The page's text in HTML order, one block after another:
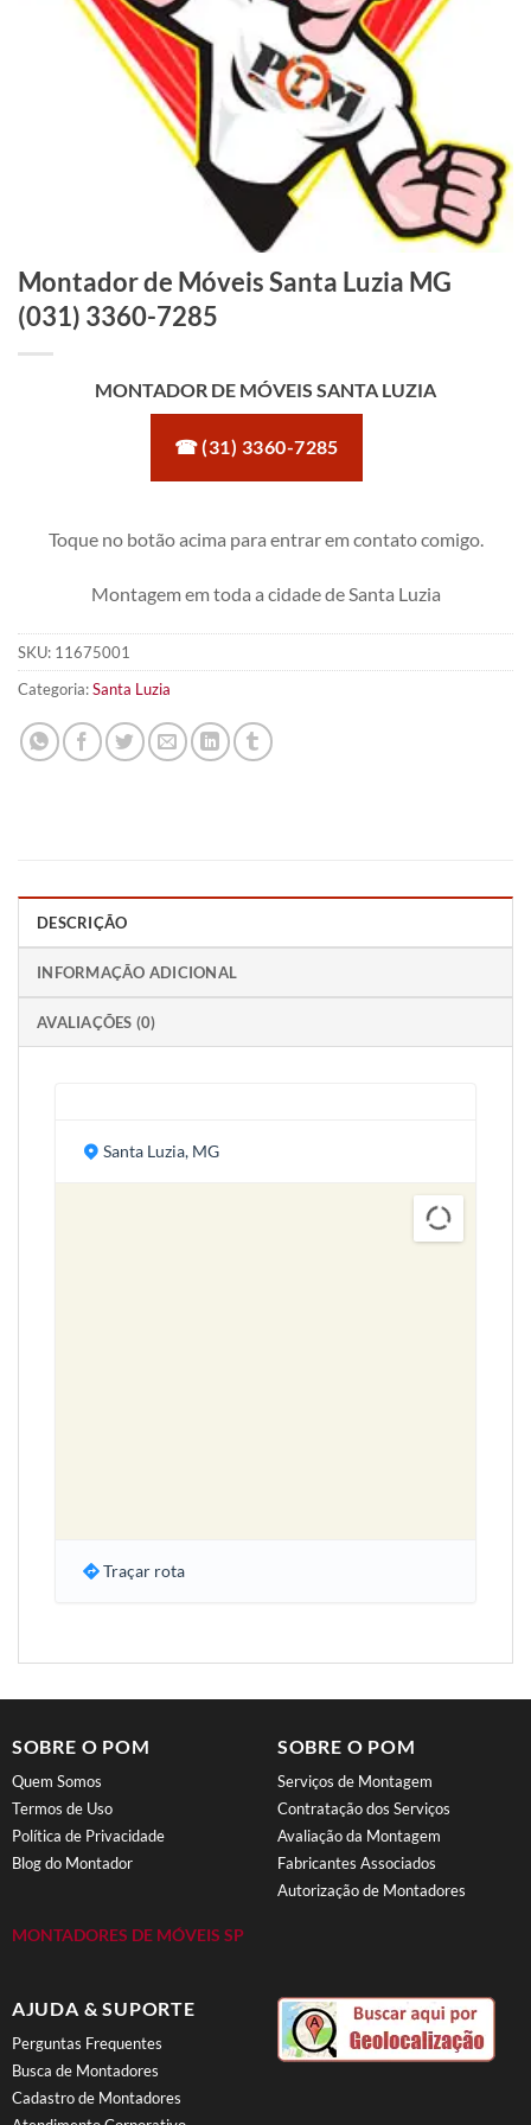
Montador de Móveis Santa Luzia MG
(031) 3360-7285
MONTADOR DE MÓVEIS SANTA LUZIA
☎ (31) 3360-7285
Toque no botão acima para entrar em contato comigo.
Montagem em toda a cidade de Santa Luzia
SKU: 11675001
Categoria:Santa Luzia
DESCRIÇÃO
INFORMAÇÃO ADICIONAL
AVALIAÇÕES (0)
Santa Luzia, MG
Traçar rota
SOBRE O POM
Quem Somos
Termos de Uso
Política de Privacidade
Blog do Montador
MONTADORES DE MÓVEIS SP
SOBRE O POM
Serviços de Montagem
Contratação dos Serviços
Avaliação da Montagem
Fabricantes Associados
Autorização de Montadores
AJUDA & SUPORTE
Perguntas Frequentes
Busca de Montadores
Cadastro de Montadores